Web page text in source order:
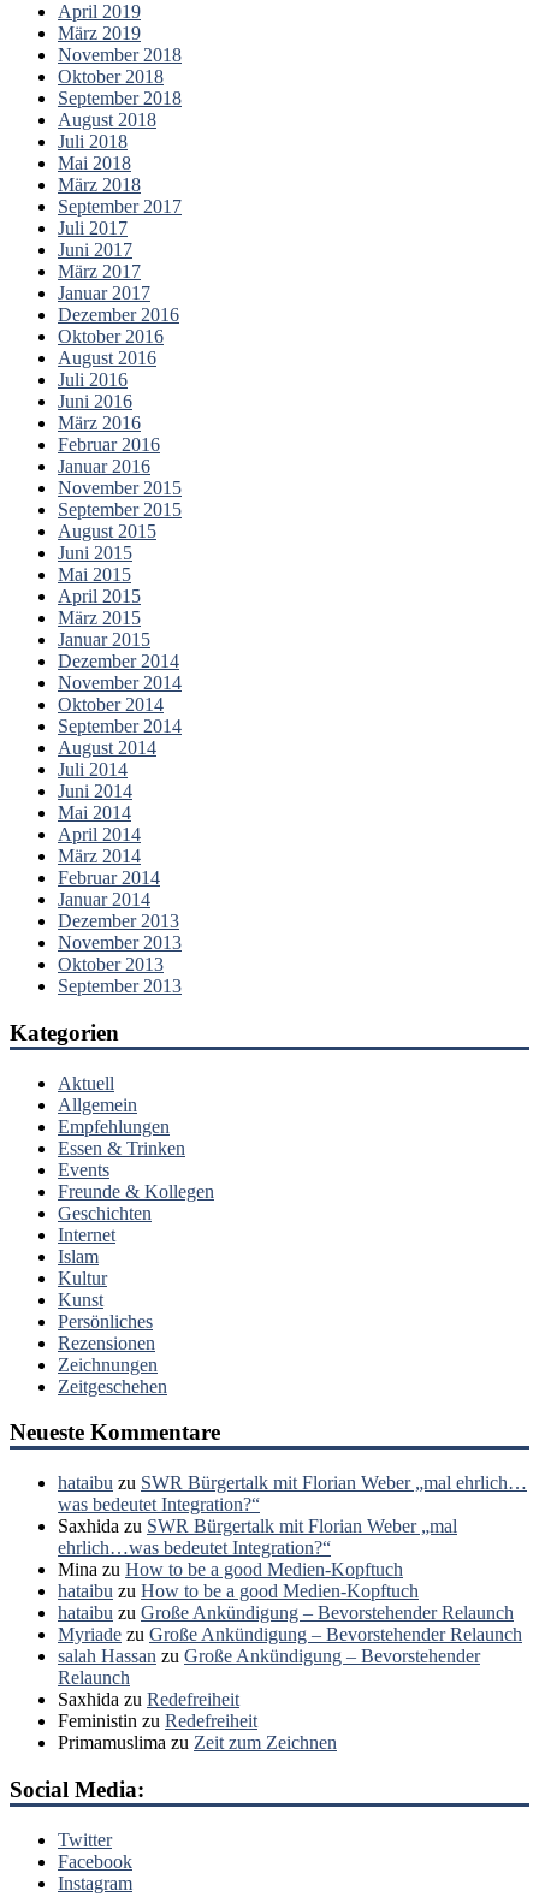
April 2019
März 2019
November 2018
Oktober 2018
September 2018
August 2018
Juli 2018
Mai 2018
März 2018
September 2017
Juli 2017
Juni 2017
März 2017
Januar 2017
Dezember 2016
Oktober 2016
August 2016
Juli 2016
Juni 2016
März 2016
Februar 2016
Januar 2016
November 2015
September 2015
August 2015
Juni 2015
Mai 2015
April 2015
März 2015
Januar 2015
Dezember 2014
November 2014
Oktober 2014
September 2014
August 2014
Juli 2014
Juni 2014
Mai 2014
April 2014
März 2014
Februar 2014
Januar 2014
Dezember 2013
November 2013
Oktober 2013
September 2013
Kategorien
Aktuell
Allgemein
Empfehlungen
Essen & Trinken
Events
Freunde & Kollegen
Geschichten
Internet
Islam
Kultur
Kunst
Persönliches
Rezensionen
Zeichnungen
Zeitgeschehen
Neueste Kommentare
hataibu zu SWR Bürgertalk mit Florian Weber „mal ehrlich…
was bedeutet Integration?“
Saxhida zu SWR Bürgertalk mit Florian Weber „mal
ehrlich…was bedeutet Integration?“
Mina zu How to be a good Medien-Kopftuch
hataibu zu How to be a good Medien-Kopftuch
hataibu zu Große Ankündigung – Bevorstehender Relaunch
Myriade zu Große Ankündigung – Bevorstehender Relaunch
salah Hassan zu Große Ankündigung – Bevorstehender
Relaunch
Saxhida zu Redefreiheit
Feministin zu Redefreiheit
Primamuslima zu Zeit zum Zeichnen
Social Media:
Twitter
Facebook
Instagram